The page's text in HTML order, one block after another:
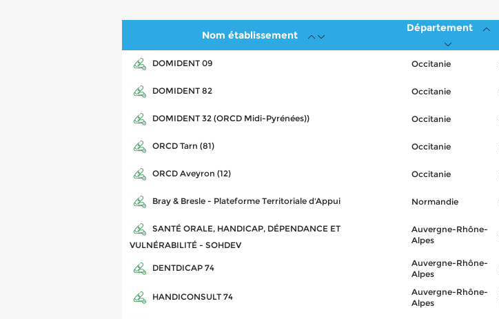
Nom établissement
Département
DOMIDENT 09 Occitanie
DOMIDENT 82 Occitanie
DOMIDENT 32 (ORCD Midi-Pyrénées)) Occitanie
ORCD Tarn (81) Occitanie
ORCD Aveyron (12) Occitanie
Bray & Bresle - Plateforme Territoriale d'Appui Normandie
SANTÉ ORALE, HANDICAP, DÉPENDANCE ET
VULNÉRABILITÉ - SOHDEV
Auvergne-Rhône-
Alpes
DENTDICAP 74
Auvergne-Rhône-
Alpes
HANDICONSULT 74
Auvergne-Rhône-
Alpes